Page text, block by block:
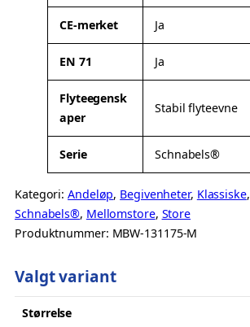
e
i
CE-merket Ja
EN 71 Ja
Flyteegensk
aper
Stabil flyteevne
Serie Schnabels®
Kategori:Andeløp, Begivenheter, Klassiske,
Schnabels®, Mellomstore, Store
Produktnummer: MBW-131175-M
Valgt variant
Størrelse